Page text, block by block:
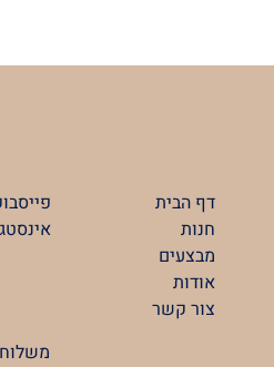
דף הבית
חנות
מבצעים
אודות
צור קשר